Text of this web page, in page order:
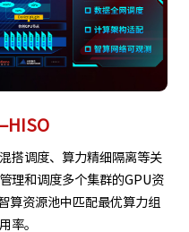
搭调度、算力精细隔离等关
理和调度多个集群的GPU资
算资源池中匹配最优算力组
率。